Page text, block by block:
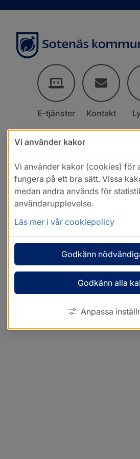
E-tjänster Kontakt
Vi använder kakor
Vi använder kakor (cookies) för
fungera på ett bra sätt. Vissa
medan andra används för
användarupplevelse.
Läs mer i vår cookiepolicy
Godkänn
Godkänn alla
Anpassa